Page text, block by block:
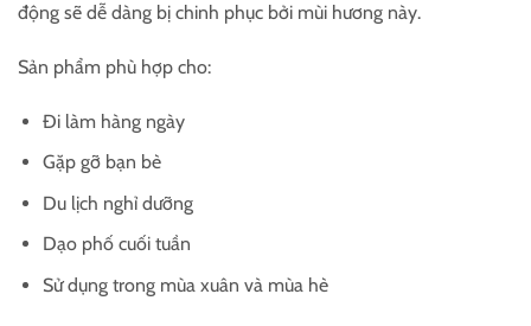
động sẽ dễ dàng bị chinh phục bởi mùi hương này.
Sản phẩm phù hợp cho:
Đi làm hàng ngày
Gặp gỡ bạn bè
Du lịch nghỉ dưỡng
Dạo phố cuối tuần
Sử dụng trong mùa xuân và mùa hè